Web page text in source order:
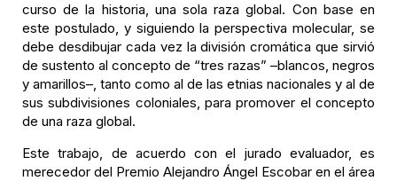
curso de la historia, una sola raza global. Con base en
este postulado, y siguiendo la perspectiva molecular, se
debe desdibujar cada vez la división cromática que sirvió
de sustento al concepto de “tres razas” –blancos, negros
y amarillos–, tanto como al de las etnias nacionales y al de
sus subdivisiones coloniales, para promover el concepto
de una raza global.
Este trabajo, de acuerdo con el jurado evaluador, es
merecedor del Premio Alejandro Ángel Escobar en el área